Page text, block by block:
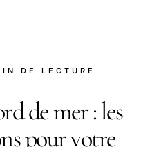
DE LECTURE
de mer : les
pour votre